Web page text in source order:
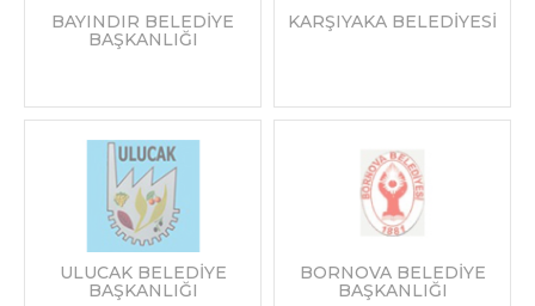
BAYINDIR BELEDİYE
BAŞKANLIĞI
KARŞIYAKA BELEDİYESİ
ULUCAK BELEDİYE
BAŞKANLIĞI
BORNOVA BELEDİYE
BAŞKANLIĞI